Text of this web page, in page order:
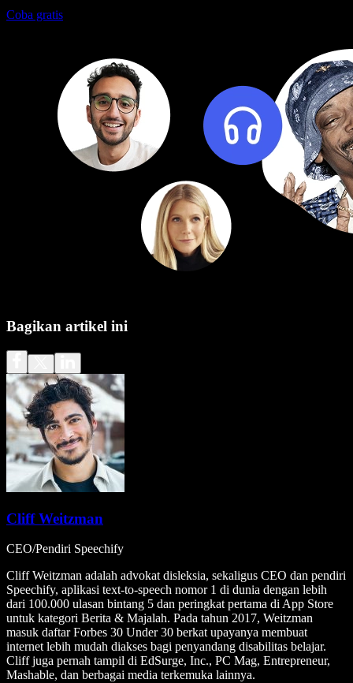
Coba gratis
Bagikan artikel ini
Cliff Weitzman
CEO/Pendiri Speechify
Cliff Weitzman adalah advokat disleksia, sekaligus CEO dan pendiri
Speechify, aplikasi text-to-speech nomor 1 di dunia dengan lebih
dari 100.000 ulasan bintang 5 dan peringkat pertama di App Store
untuk kategori Berita & Majalah. Pada tahun 2017, Weitzman
masuk daftar Forbes 30 Under 30 berkat upayanya membuat
internet lebih mudah diakses bagi penyandang disabilitas belajar.
Cliff juga pernah tampil di EdSurge, Inc., PC Mag, Entrepreneur,
Mashable, dan berbagai media terkemuka lainnya.